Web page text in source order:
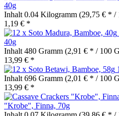
40g
Inhalt 0.04 Kilogramm (29,75 € * /
1,19 € *
40g
Inhalt 480 Gramm (2,91 € * / 100
13,99 € *
Inhalt 696 Gramm (2,01 € * / 100
13,99 € *
"Krobe", Finna, 70g